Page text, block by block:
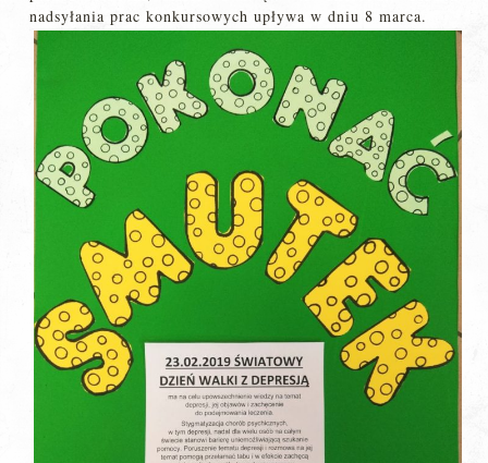
nadsyłania prac konkursowych upływa w dniu 8 marca.